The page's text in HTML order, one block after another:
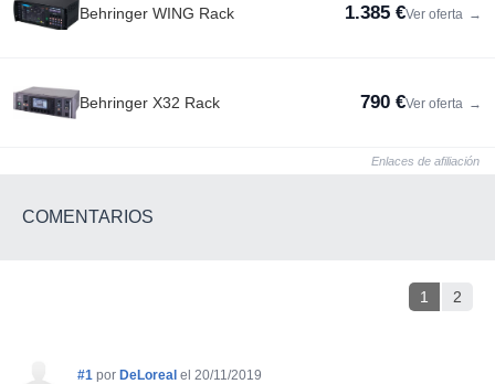
Behringer WING Rack 1.385 €Ver oferta →
Behringer X32 Rack 790 €Ver oferta →
Enlaces de afiliación
COMENTARIOS
1 2
#1 por DeLoreal el 20/11/2019